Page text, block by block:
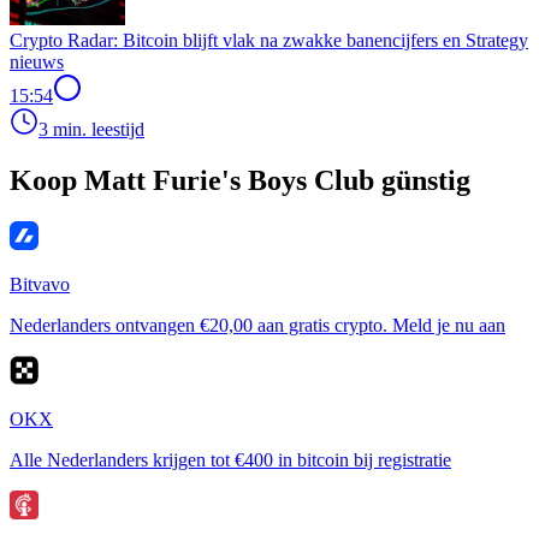
Crypto Radar: Bitcoin blijft vlak na zwakke banencijfers en Strategy
nieuws
15:54
3 min. leestijd
Koop Matt Furie's Boys Club günstig
Bitvavo
Nederlanders ontvangen €20,00 aan gratis crypto. Meld je nu aan
OKX
Alle Nederlanders krijgen tot €400 in bitcoin bij registratie